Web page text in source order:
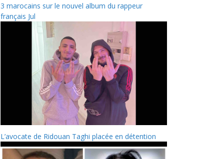
3 marocains sur le nouvel album du rappeur
français Jul
L’avocate de Ridouan Taghi placée en détention